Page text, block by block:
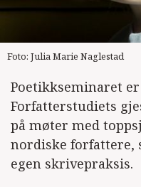
Foto: Julia Marie Naglestad
Poetikkseminaret
Forfatterstudiets
på møter med
nordiske forfattere,
egen skrivepraksis.